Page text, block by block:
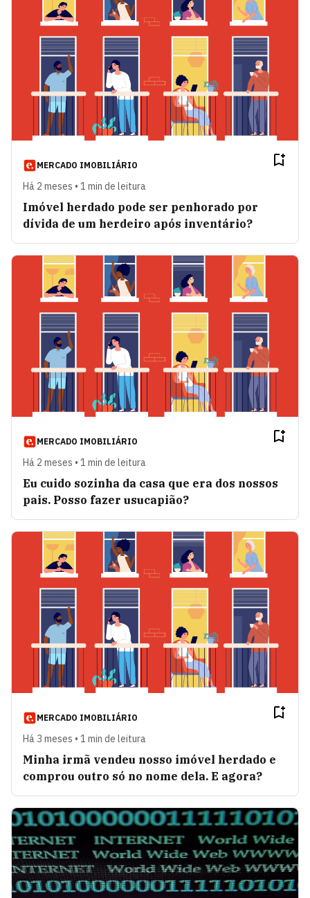
MERCADO IMOBILIÁRIO
Há 2 meses • 1 min de leitura
Imóvel herdado pode ser penhorado por
dívida de um herdeiro após inventário?
MERCADO IMOBILIÁRIO
Há 2 meses • 1 min de leitura
Eu cuido sozinha da casa que era dos nossos
pais. Posso fazer usucapião?
MERCADO IMOBILIÁRIO
Há 3 meses • 1 min de leitura
Minha irmã vendeu nosso imóvel herdado e
comprou outro só no nome dela. E agora?